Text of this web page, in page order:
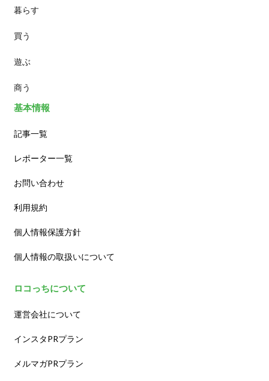
スイーツ
ランチ
カフェ
暮らす
買う
遊ぶ
商う
基本情報
記事一覧
レポーター一覧
お問い合わせ
利用規約
個人情報保護方針
個人情報の取扱いについて
ロコっちについて
運営会社について
インスタPRプラン
メルマガPRプラン